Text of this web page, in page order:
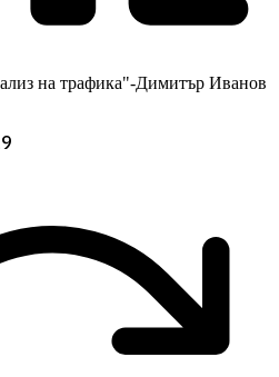
на трафика"-Димитър Иванов